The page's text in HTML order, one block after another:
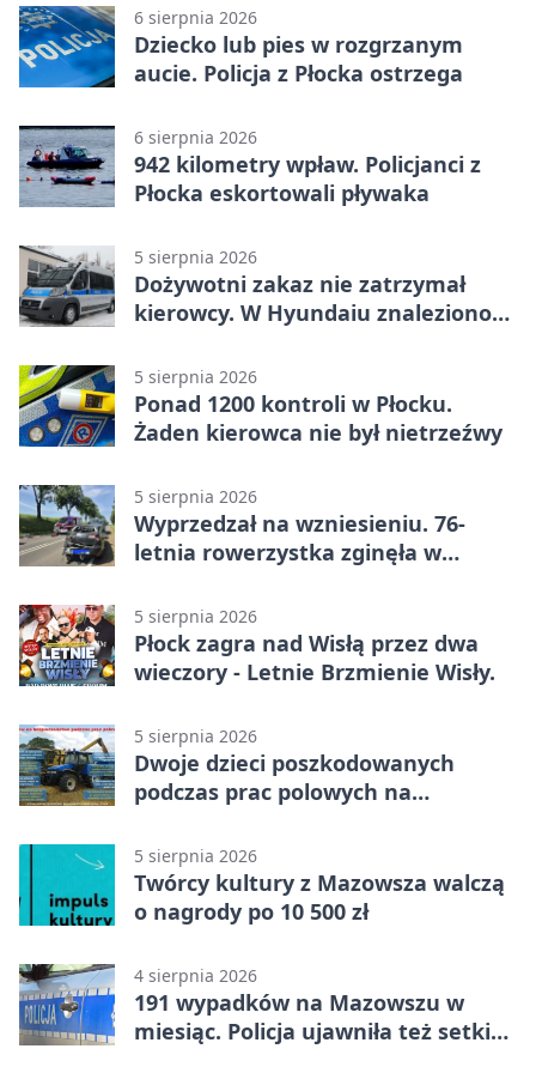
6 sierpnia 2026
Dziecko lub pies w rozgrzanym
aucie. Policja z Płocka ostrzega
6 sierpnia 2026
942 kilometry wpław. Policjanci z
Płocka eskortowali pływaka
5 sierpnia 2026
Dożywotni zakaz nie zatrzymał
kierowcy. W Hyundaiu znaleziono
5 sierpnia 2026
Ponad 1200 kontroli w Płocku.
Żaden kierowca nie był nietrzeźwy
5 sierpnia 2026
Wyprzedzał na wzniesieniu. 76-
letnia rowerzystka zginęła w
5 sierpnia 2026
Płock zagra nad Wisłą przez dwa
wieczory - Letnie Brzmienie Wisły.
5 sierpnia 2026
Dwoje dzieci poszkodowanych
podczas prac polowych na
5 sierpnia 2026
Twórcy kultury z Mazowsza walczą
o nagrody po 10 500 zł
4 sierpnia 2026
191 wypadków na Mazowszu w
miesiąc. Policja ujawniła też setki